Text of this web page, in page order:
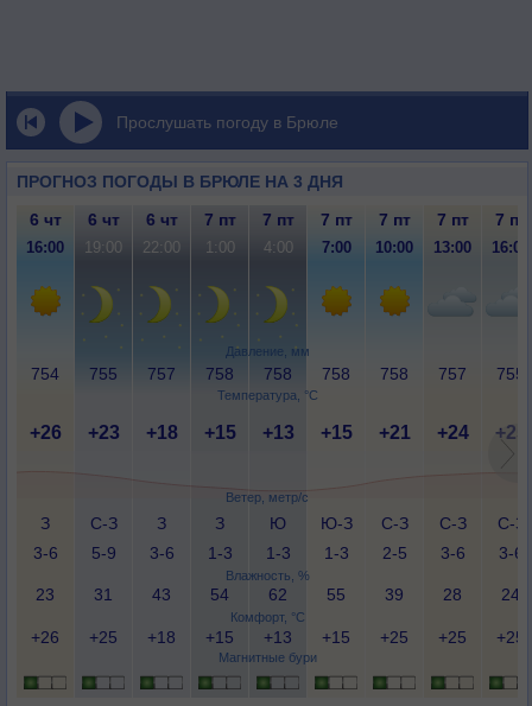
Прослушать погоду в Брюле
ПРОГНОЗ ПОГОДЫ В БРЮЛЕ НА 3 ДНЯ
Давление, мм
Температура, °C
Ветер, метр/с
Влажность, %
Комфорт, °C
Магнитные бури
6 чт 6 чт 6 чт 7 пт 7 пт 7 пт 7 пт 7 пт 7 пт
16:00 19:00 22:00 1:00 4:00 7:00 10:00 13:00 16:00
754 755 757 758 758 758 758 757 755
+26 +23 +18 +15 +13 +15 +21 +24 +25
З
3-6
С-З
5-9
З
3-6
З
1-3
Ю
1-3
Ю-З
1-3
С-З
2-5
С-З
3-6
С-З
3-6
23 31 43 54 62 55 39 28 24
+26 +25 +18 +15 +13 +15 +25 +25 +25